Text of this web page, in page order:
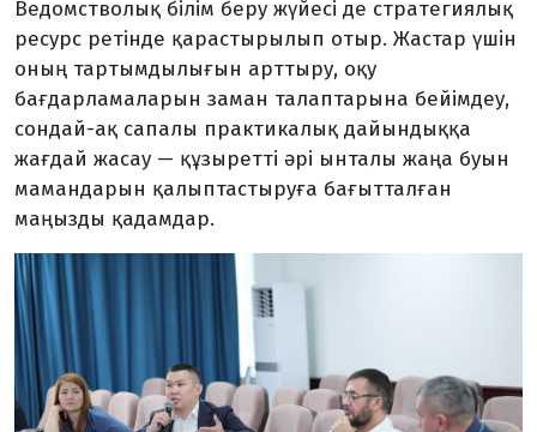
Ведомстволық білім беру жүйесі де стратегиялық
ресурс ретінде қарастырылып отыр. Жастар үшін
оның тартымдылығын арттыру, оқу
бағдарламаларын заман талаптарына бейімдеу,
сондай-ақ сапалы практикалық дайындыққа
жағдай жасау — құзыретті әрі ынталы жаңа буын
мамандарын қалыптастыруға бағытталған
маңызды қадамдар.